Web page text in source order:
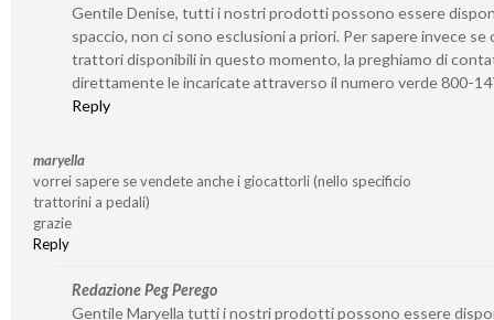
Gentile Denise, tutti i nostri prodotti possono essere
spaccio, non ci sono esclusioni a priori. Per sapere invece se
trattori disponibili in questo momento, la preghiamo di
direttamente le incaricate attraverso il numero verde 800-
Reply
maryella
vorrei sapere se vendete anche i giocattorli (nello specificio
trattorini a pedali)
grazie
Reply
Redazione Peg Perego
Gentile Maryella tutti i nostri prodotti possono essere